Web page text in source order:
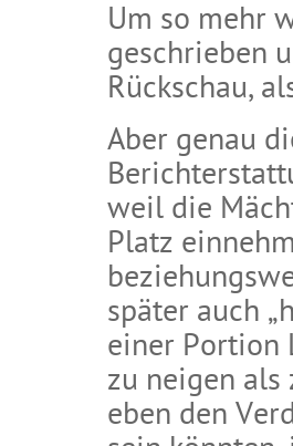
Um so mehr
geschrieben
Rückschau,
Aber genau
weil die
Platz
später auch
einer Portion
zu neigen
eben den